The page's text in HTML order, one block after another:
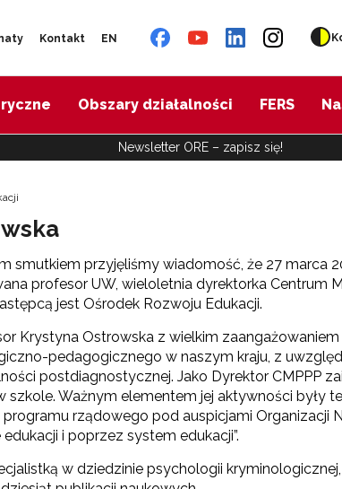
Kontakt EN
Obszary działalności FERS
Newsletter ORE – zapisz się!
smutkiem przyjęliśmy wiadomość, że 27 marca
profesor UW, wieloletnia dyrektorka
jest Ośrodek Rozwoju Edukacji.
Krystyna Ostrowska z wielkim
pedagogicznego w naszym kraju, z
postdiagnostycznej. Jako Dyrektor CMPPP
szkole. Ważnym elementem jej aktywności były
programu rządowego pod auspicjami
i poprzez system edukacji”.
w dziedzinie psychologii